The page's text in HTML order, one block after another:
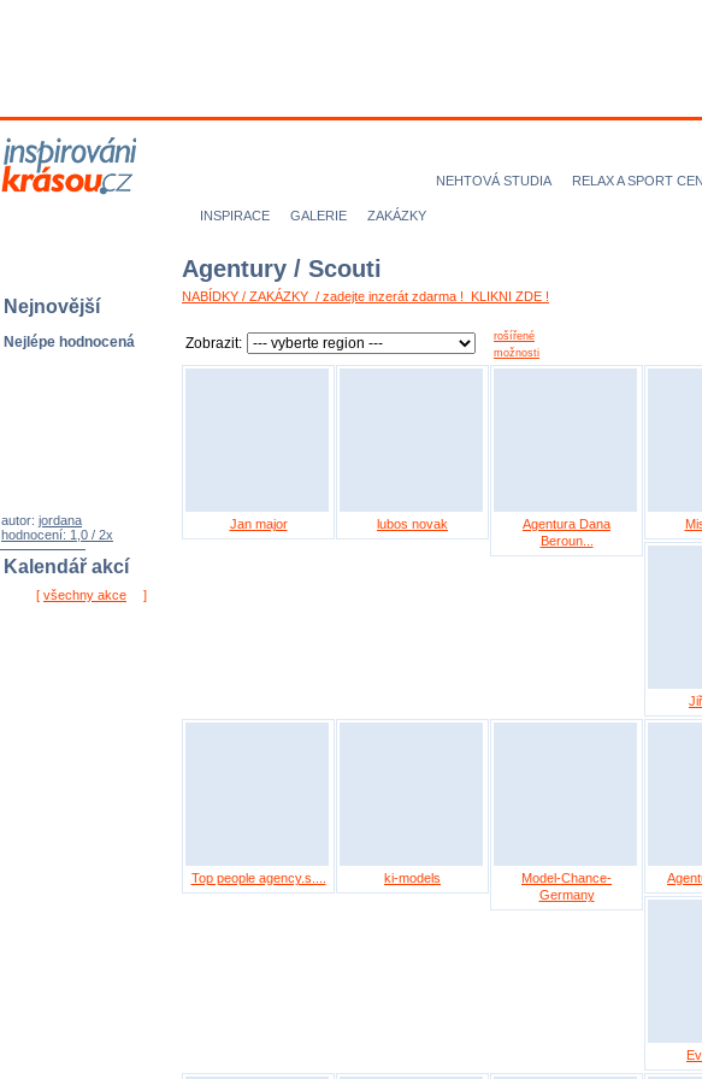
NEHTOVÁ STUDIA RELAX A SPORT
INSPIRACE GALERIE ZAKÁZKY
Nejnovější
Nejlépe hodnocená
autor: jordana
hodnocení: 1,0 / 2x
Kalendář akcí
[ všechny akce ]
Agentury / Scouti
NABÍDKY / ZAKÁZKY / zadejte inzerát zdarma ! KLIKNI ZDE !
Zobrazit:
rošířené
možnosti
Jan major lubos novak
Agentura Dana
Beroun...
Top people agency.s.... ki-models
Model-Chance-
Germany